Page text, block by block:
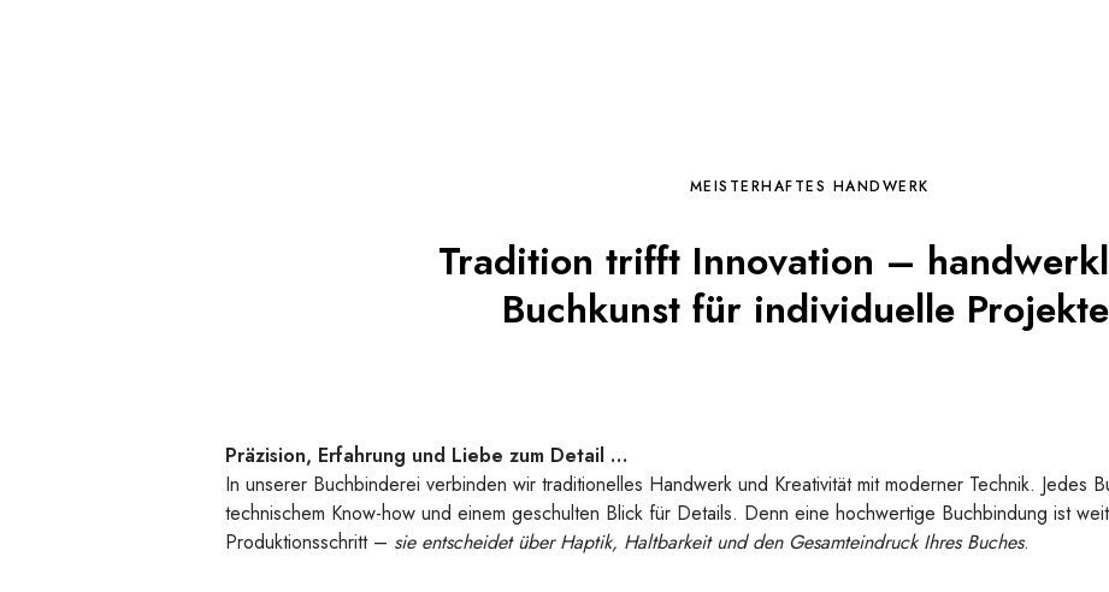
MEISTERHAFTES HANDWERK
Tradition trifft Innovation –
Buchkunst für individuelle
Präzision, Erfahrung und Liebe zum Detail …
In unserer Buchbinderei verbinden wir traditionelles Handwerk und Kreativität mit moderner Technik. Jedes
technischem Know-how und einem geschulten Blick für Details. Denn eine hochwertige Buchbindung ist
Produktionsschritt – sie entscheidet über Haptik, Haltbarkeit und den Gesamteindruck Ihres Buches.